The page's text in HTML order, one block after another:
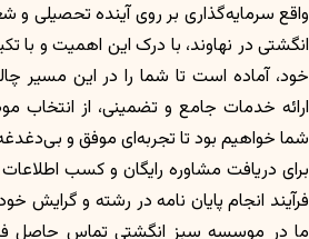
واقع سرمایه‌گذاری بر روی آینده
انگشتی در نهاوند، با درک این اهمیت و با
خود، آماده است تا شما را در این مسیر
ارائه خدمات جامع و تضمینی، از انتخاب
شما خواهیم بود تا تجربه‌ای موفق و بی‌دغدغه
برای دریافت مشاوره رایگان و کسب
فرآیند انجام پایان نامه در رشته و گرایش
ما در موسسه سبز انگشتی تماس حاصل